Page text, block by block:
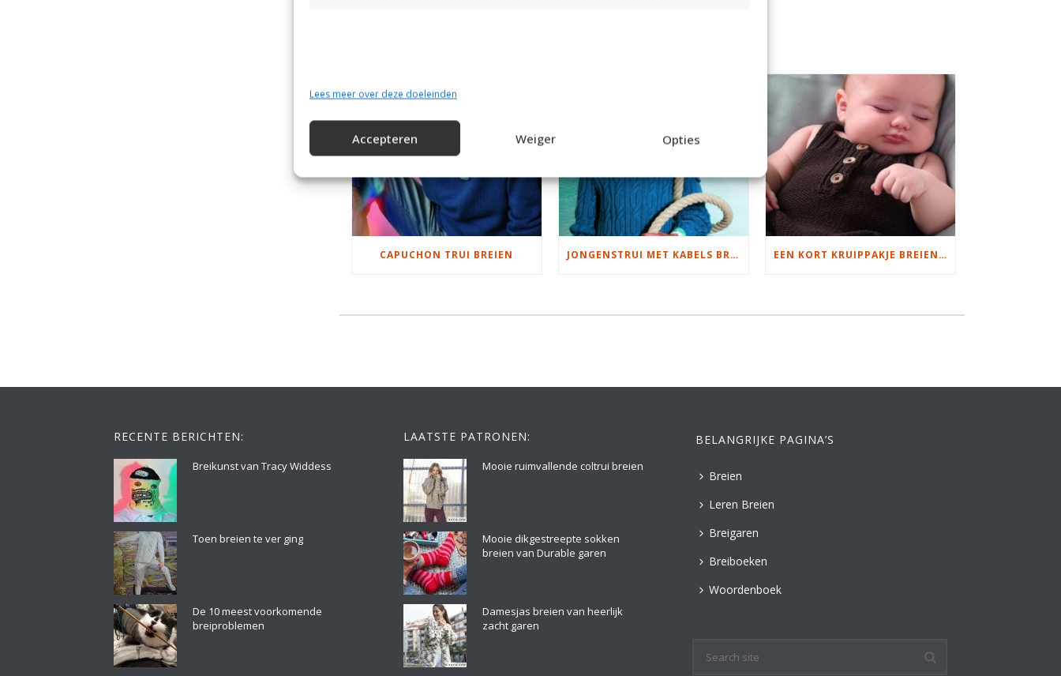
Lees meer over deze doeleinden
Accepteren Weiger Opties
CAPUCHON TRUI BREIEN JONGENSTRUI MET KABELS BREIEN EEN KORT KRUIPPAKJE BREIEN MET PHILDAR
RECENTE BERICHTEN:
Breikunst van Tracy Widdess
Toen breien te ver ging
De 10 meest voorkomende
breiproblemen
LAATSTE PATRONEN:
Mooie ruimvallende coltrui breien
Mooie dikgestreepte sokken
breien van Durable garen
Damesjas breien van heerlijk
zacht garen
BELANGRIJKE PAGINA’S
Breien
Leren Breien
Breigaren
Breiboeken
Woordenboek